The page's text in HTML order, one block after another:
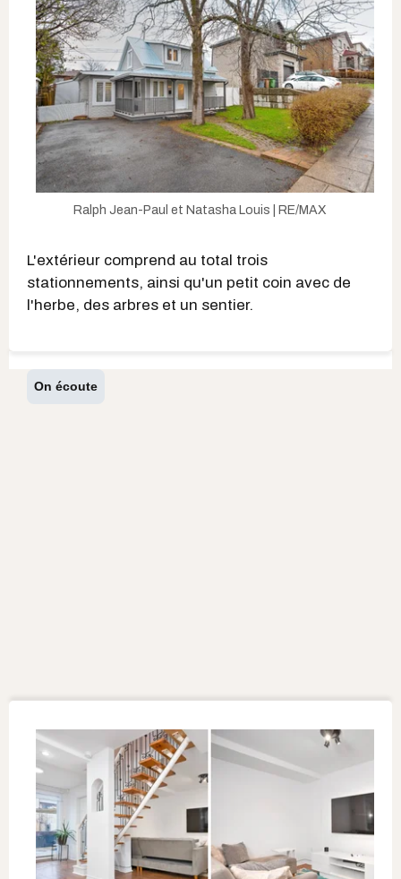
Ralph Jean-Paul et Natasha Louis | RE/MAX
L'extérieur comprend au total trois
stationnements, ainsi qu'un petit coin avec de
l'herbe, des arbres et un sentier.
On écoute